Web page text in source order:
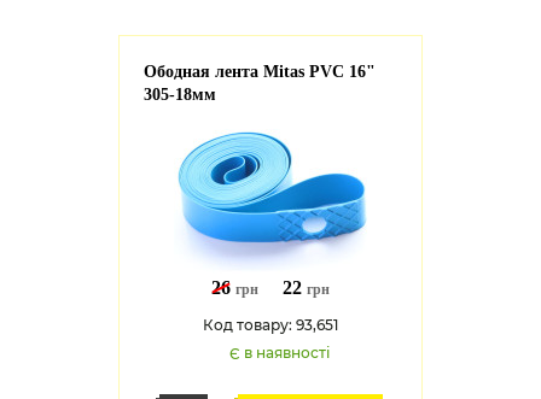
Ободная лента Mitas PVC 16"
305-18мм
26 грн 22 грн
Код товару: 93,651
Є в наявності